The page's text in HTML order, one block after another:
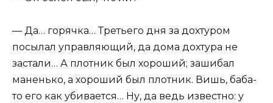
— Да… горячка… Третьего дня за дохтуром
посылал управляющий, да дома дохтура не
застали… А плотник был хороший; зашибал
маненько, а хороший был плотник. Вишь, баба-
то его как убивается… Ну, да ведь известно: у